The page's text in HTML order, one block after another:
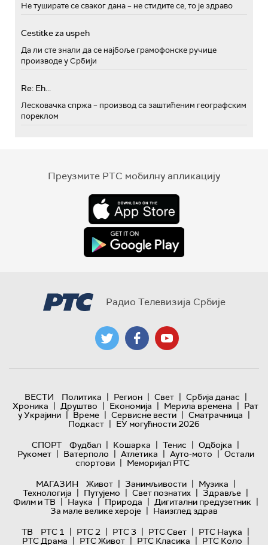
Не туширате се сваког дана – не стидите се, то је здраво
Cestitke za uspeh
Да ли сте знали да се најбоље грамофонске ручице
производе у Србији
Re: Eh...
Лесковачка спржа – производ са заштићеним географским
пореклом
Преузмите РТС мобилну апликацију
Радио Телевизија Србије
ВЕСТИ Политика | Регион | Свет | Србија данас |
Хроника | Друштво | Економија | Мерила времена | Рат
у Украјини | Време | Сервисне вести | Сматрачница |
Подкаст | ЕУ могућности 2026
СПОРТ
Фудбал | Кошарка | Тенис | Одбојка |
Рукомет | Ватерполо | Атлетика | Ауто-мото | Остали
спортови | Меморијал РТС
МАГАЗИН
Живот | Занимљивости | Музика |
Технологијa | Путујемо | Свет познатих | Здравље |
Филм и ТВ | Наука | Природа | Дигитални предузетник |
За мале велике хероје | Наизглед здрав
ТВ
РТС 1 | РТС 2 | РТС 3 | РТС Свет | РТС Наука |
РТС Драма | РТС Живот | РТС Класика | РТС Коло |